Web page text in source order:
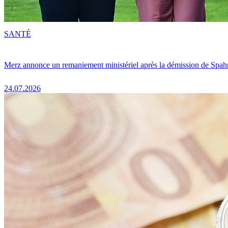
Merz annonce un remaniement ministériel après la démission de
24.07.2026
SANTÉ